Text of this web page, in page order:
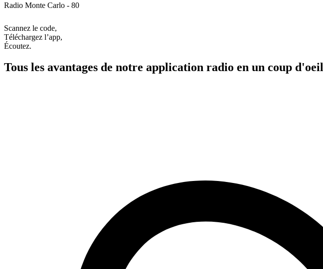
Radio Monte Carlo - 80
Scannez le code,
Téléchargez l’app,
Écoutez.
Tous les avantages de notre application radio en un coup d'oeil